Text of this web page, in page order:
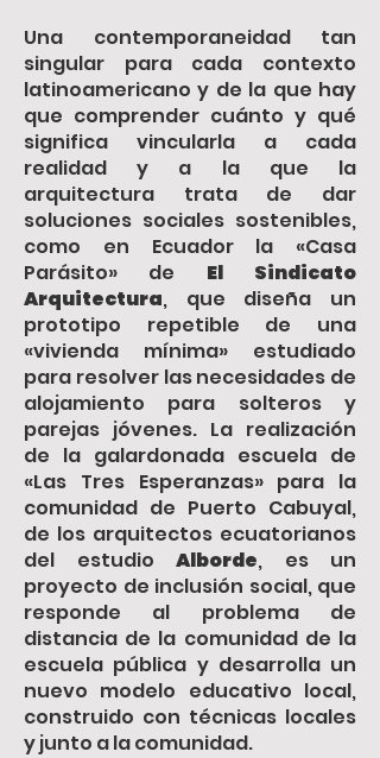
Una contemporaneidad tan
singular para cada contexto
latinoamericano y de la que hay
que comprender cuánto y qué
significa vincularla a cada
realidad y a la que la
arquitectura trata de dar
soluciones sociales sostenibles,
como en Ecuador la «Casa
Parásito» de El Sindicato
Arquitectura, que diseña un
prototipo repetible de una
«vivienda mínima» estudiado
para resolver las necesidades de
alojamiento para solteros y
parejas jóvenes. La realización
de la galardonada escuela de
«Las Tres Esperanzas» para la
comunidad de Puerto Cabuyal,
de los arquitectos ecuatorianos
del estudio Alborde, es un
proyecto de inclusión social, que
responde al problema de
distancia de la comunidad de la
escuela pública y desarrolla un
nuevo modelo educativo local,
construido con técnicas locales
y junto a la comunidad.